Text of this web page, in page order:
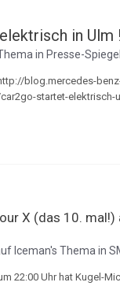
in Ulm !
in Presse-Spiegel
blog.mercedes-
startet-elektrisch-
X (das 10. mal!)
Iceman's Thema in
22:00 Uhr hat Kugel-